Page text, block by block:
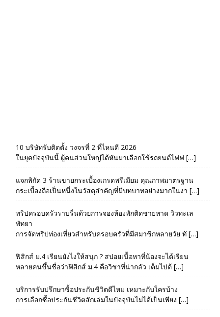
10 บริษัทรับติดตั้ง วงจรที่ 2 ที่ไหนดี 2026
ในยุคปัจจุบันนี้ ผู้คนส่วนใหญ่ได้หันมาเลือกใช้รถยนต์ไฟฟ […]
แจกพิกัด 3 ร้านขายกระเบื้องเกรดพรีเมียม คุณภาพมาตรฐาน
กระเบื้องถือเป็นหนึ่งในวัสดุสำคัญที่มีบทบาทอย่างมากในงา […]
ทริปครอบครัวราบรื่นด้วยการจองห้องพักติดชายหาด วิวทะเล
พัทยา
การจัดทริปท่องเที่ยวสำหรับครอบครัวที่มีสมาชิกหลายวัย ทั […]
ฟิสิกส์ ม.4 เรียนยังไงให้สนุก ? สปอยเนื้อหาที่น้องจะได้เรียน
หลายคนขึ้นชื่อว่าฟิสิกส์ ม.4 คือวิชาที่น่ากลัว เต็มไปด้ […]
บริการรับปรึกษาซื้อประกันชีวิตดีไหม เหมาะกับใครบ้าง
การเลือกซื้อประกันชีวิตสักเล่มในปัจจุบันไม่ได้เป็นเพียง […]